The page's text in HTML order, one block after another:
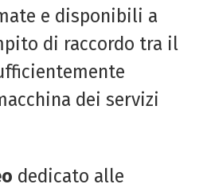
e disponibili a
di raccordo tra il
dei servizi
dedicato alle